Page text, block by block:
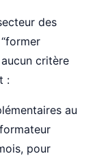
des
critère
:
au
pour